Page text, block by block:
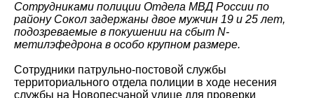
Сотрудниками полиции Отдела МВД России по
району Сокол задержаны двое мужчин 19 и 25 лет,
подозреваемые в покушении на сбыт N-
метилэфедрона в особо крупном размере.
Сотрудники патрульно-постовой службы
территориального отдела полиции в ходе несения
службы на Новопесчаной улице для проверки